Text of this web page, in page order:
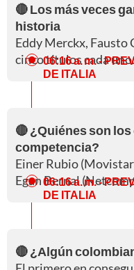
🔴 Los más veces
historia
Eddy Merckx, Fausto
cinco títulos cada uno.
06:16 a. m.-
DE ITALIA
🔴 ¿Quiénes son
competencia?
Einer Rubio (Movistar
Egan Bernal
06:16 a. m.-
DE ITALIA
🔴 ¿Algún